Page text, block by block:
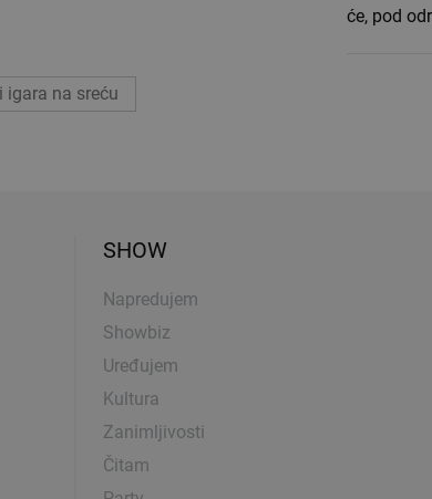
igara na sreću
će, pod
SHOW
Napredujem
Showbiz
Uređujem
Kultura
Zanimljivosti
Čitam